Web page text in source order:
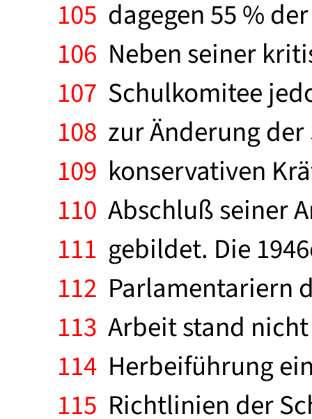
105 dagegen 55 %
106 Neben seiner
107 Schulkomitee
108 zur Änderung
109 konservativen
110 Abschluß seiner
111 gebildet. Die
112 Parlamentariern
113 Arbeit stand
114 Herbeiführung
115 Richtlinien der